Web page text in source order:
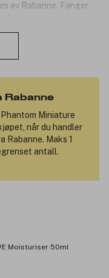
av Rabanne. Fanger
er Invictus Parfum en
Frisk lavendel
med en kraftigere V-
til en kraftigere
musk.
Rabanne
Phantom Miniature
når du handler
Rabanne. Maks 1
antall.
Moisturiser 50ml